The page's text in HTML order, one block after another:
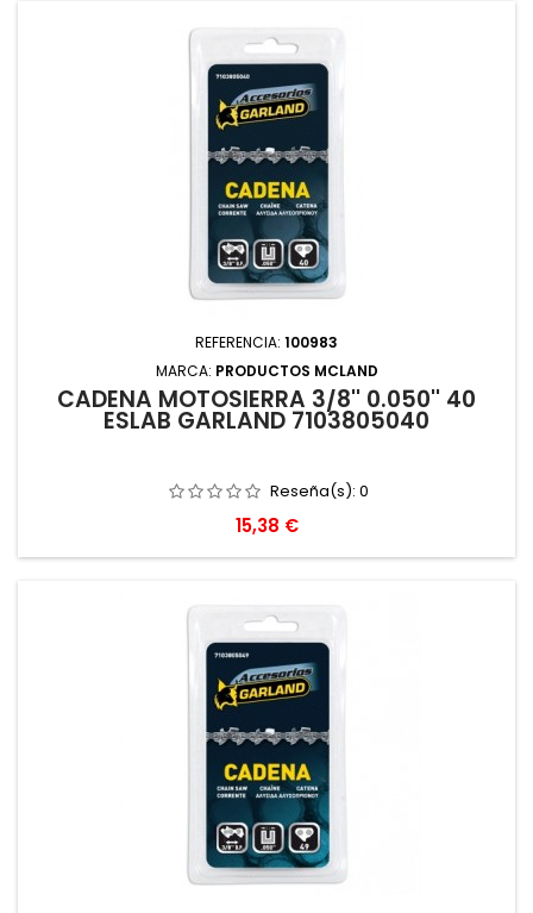
REFERENCIA: 100983
MARCA: PRODUCTOS MCLAND
CADENA MOTOSIERRA 3/8'' 0.050'' 40
ESLAB GARLAND 7103805040
Reseña(s): 0
Precio
15,38 €